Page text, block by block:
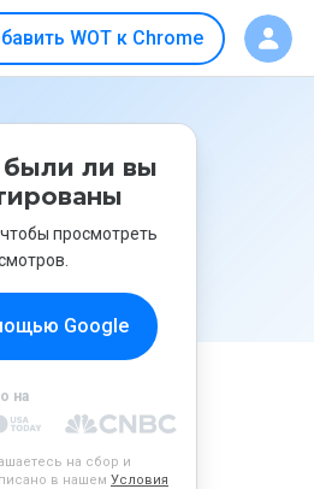
WOT к Chrome
были ли вы
просмотреть
Google
на
на сбор и
в нашем Условия